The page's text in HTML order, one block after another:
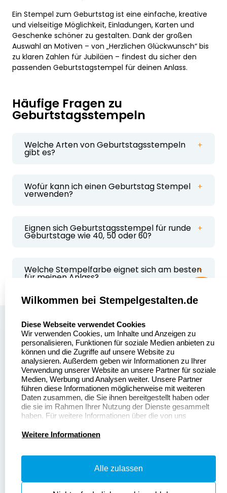
Ein Stempel zum Geburtstag ist eine einfache, kreative
und vielseitige Möglichkeit, Einladungen, Karten und
Geschenke schöner zu gestalten. Dank der großen
Auswahl an Motiven – von „Herzlichen Glückwunsch“ bis
zu klaren Zahlen für Jubiläen – findest du sicher den
passenden Geburtstagstempel für deinen Anlass.
Häufige Fragen zu
Geburtstagsstempeln
Welche Arten von Geburtstagsstempeln
gibt es?
Sterne oder Kuchen.
Wofür kann ich einen Geburtstag Stempel
verwenden?
Tischkarten oder kleine Dekorationselemente.
Eignen sich Geburtstagsstempel für runde
Geburtstage wie 40, 50 oder 60?
elegantes, hochwertiges Design.
Welche Stempelfarbe eignet sich am besten
für meinen Anlass?
Anlass ab:
Pastellfarben eignen sich ideal für
Designs.
Gold oder Silber wirken edel und passen
besonders gut zu Jubiläen wie 40., 50. oder 60.
Geburtstag.
Schwarz ist eine zeitlose, elegante Wahl für
minimalistische Karten und moderne Designs.
Stempelgestalten.de
Asterlager Straße 97
47228 Duisburg
Deutschland
Über uns
Sitemap
Alle
Stempelinformationen
Dateivorgaben
Fragen & Antworten
Datenschutzerklärung
Zahlung & Versand
Widerruf & Rückgabe
Wilkommen bei Stempelgestalten.de
Diese Webseite verwendet Cookies
Wir verwenden Cookies, um Inhalte und Anzeigen zu
personalisieren, Funktionen für soziale Medien anbieten zu
können und die Zugriffe auf unsere Website zu
analysieren. Außerdem geben wir Informationen zu Ihrer
Verwendung unserer Website an unsere Partner für soziale
Medien, Werbung und Analysen weiter. Unsere Partner
führen diese Informationen möglicherweise mit weiteren
Daten zusammen, die Sie ihnen bereitgestellt haben oder
die sie im Rahmen Ihrer Nutzung der Dienste gesammelt
haben. Für weitere Informationen über die von uns
Datenschutzerklärung.
Weitere Informationen
Alle zulassen